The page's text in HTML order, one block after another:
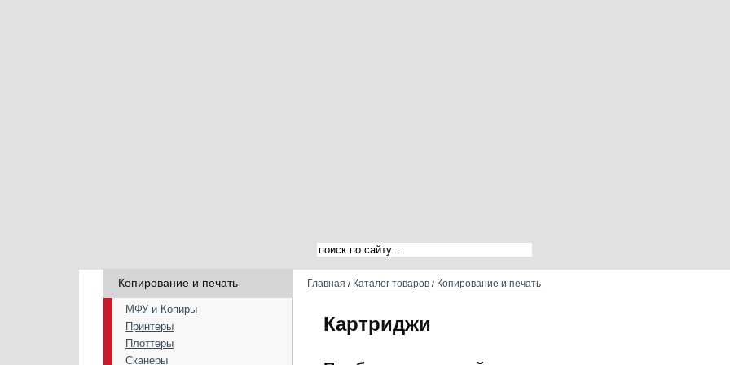
Копирование и печать
МФУ и Копиры
Принтеры
Плоттеры
Сканеры
Главная / Каталог товаров / Копирование и печать
Картриджи